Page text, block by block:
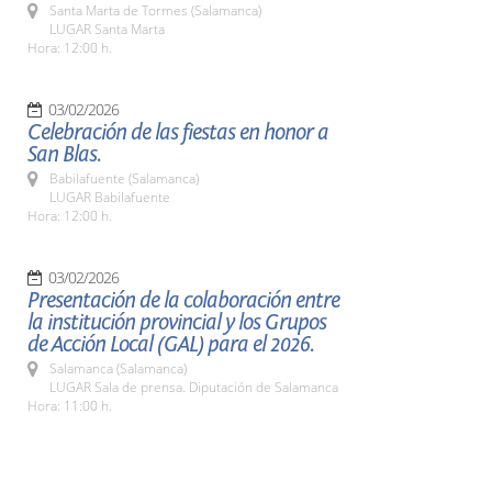
Santa Marta de Tormes (Salamanca)
LUGAR Santa Marta
Hora: 12:00 h.
03/02/2026
Celebración de las fiestas en honor a
San Blas.
Babilafuente (Salamanca)
LUGAR Babilafuente
Hora: 12:00 h.
03/02/2026
Presentación de la colaboración entre
la institución provincial y los Grupos
de Acción Local (GAL) para el 2026.
Salamanca (Salamanca)
LUGAR Sala de prensa. Diputación de Salamanca
Hora: 11:00 h.